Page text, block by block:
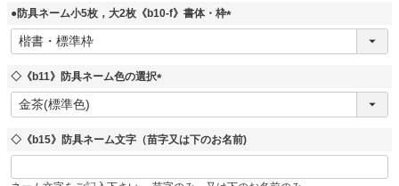
●防具ネーム小5枚，大2枚《b10-f》書体・枠
(
◇《b11》防具ネーム色の選択
(
)
◇《b15》防具ネーム文字（苗字又は下のお名前)